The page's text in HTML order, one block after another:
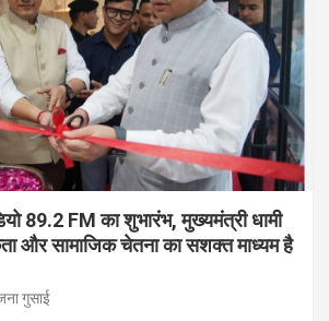
89.2 FM का शुभारंभ, मुख्यमंत्री धामी
और सामाजिक चेतना का सशक्त माध्यम है
गुसाई